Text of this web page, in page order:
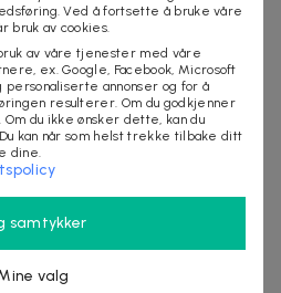
musikk! Top service av
på både mat, vin
10/10! Stemning var også
det sterkeste"
du får god stemning, god
. Wow. Endelig !!! Kom hit!"
Ved å fortsette å bruke våre
bruk av cookies.
av våre tjenester med våre
ex. Google, Facebook, Microsoft
annonser og for å
resulterer. Om du godkjenner
du ikke ønsker dette, kan du
kan når som helst trekke tilbake ditt
dine.
samtykker
valg